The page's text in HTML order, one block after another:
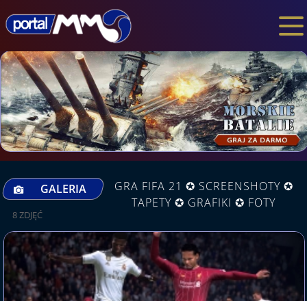
GALERIA
GRA FIFA 21 ✪ SCREENSHOTY ✪
TAPETY ✪ GRAFIKI ✪ FOTY
8 ZDJĘĆ